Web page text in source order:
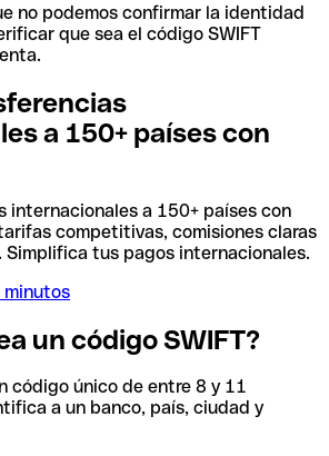
no podemos confirmar la identidad
que sea el código SWIFT
a 150+ países con
internacionales a 150+ países con
competitivas, comisiones claras
Simplifica tus pagos internacionales.
minutos
un código SWIFT?
código único de entre 8 y 11
a un banco, país, ciudad y